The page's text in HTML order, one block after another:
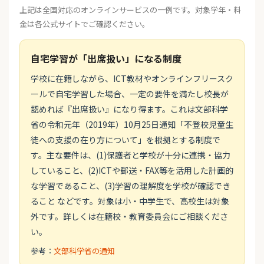
上記は全国対応のオンラインサービスの一例です。対象学年・料
金は各公式サイトでご確認ください。
自宅学習が「出席扱い」になる制度
学校に在籍しながら、ICT教材やオンラインフリースク
ールで自宅学習した場合、一定の要件を満たし校長が
認めれば『出席扱い』になり得ます。これは文部科学
省の令和元年（2019年）10月25日通知「不登校児童生
徒への支援の在り方について」を根拠とする制度で
す。主な要件は、(1)保護者と学校が十分に連携・協力
していること、(2)ICTや郵送・FAX等を活用した計画的
な学習であること、(3)学習の理解度を学校が確認でき
ること などです。対象は小・中学生で、高校生は対象
外です。詳しくは在籍校・教育委員会にご相談くださ
い。
参考： 文部科学省の通知